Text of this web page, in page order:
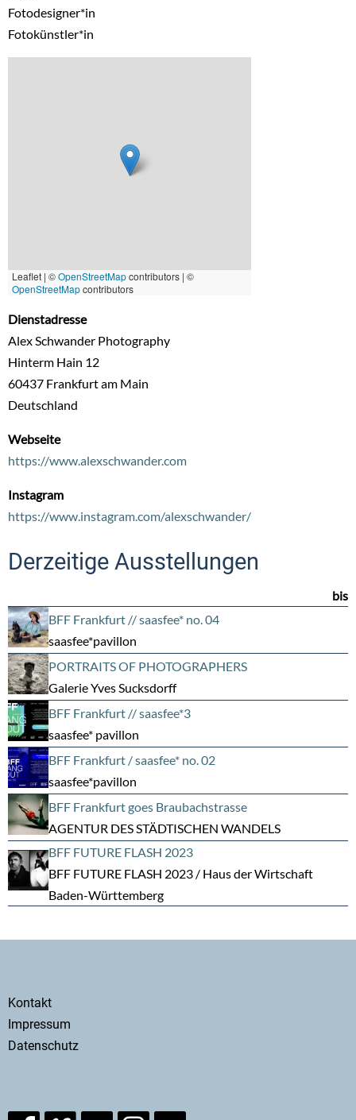
Fotodesigner*in
Fotokünstler*in
Leaflet | ©OpenStreetMapcontributors | ©
OpenStreetMapcontributors
Dienstadresse
Alex Schwander Photography
Hinterm Hain 12
60437 Frankfurt am Main
Deutschland
Webseite
https://www.alexschwander.com
Instagram
https://www.instagram.com/alexschwander/
Derzeitige Ausstellungen
bis
BFF Frankfurt // saasfee* no. 04
saasfee*pavillon
PORTRAITS OF PHOTOGRAPHERS
Galerie Yves Sucksdorff
BFF Frankfurt // saasfee*3
saasfee* pavillon
BFF Frankfurt / saasfee* no. 02
saasfee*pavillon
BFF Frankfurt goes Braubachstrasse
AGENTUR DES STÄDTISCHEN WANDELS
BFF FUTURE FLASH 2023
BFF FUTURE FLASH 2023 / Haus der Wirtschaft
Baden-Württemberg
Secondary
menu
Kontakt
Impressum
Datenschutz